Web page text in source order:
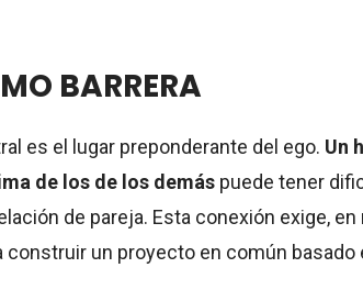
BARRERA
es el lugar preponderante del ego. Un
de los de los demás puede tener
de pareja. Esta conexión exige,
construir un proyecto en común basado